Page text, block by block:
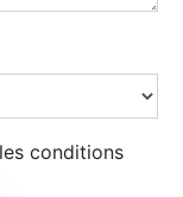
conditions